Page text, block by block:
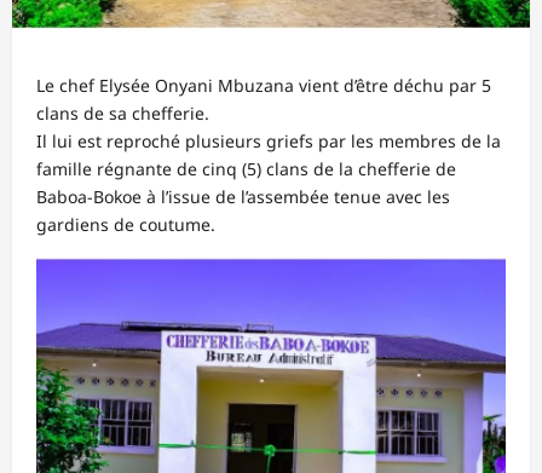
Le chef Elysée Onyani Mbuzana vient d’être déchu par 5
clans de sa chefferie.
Il lui est reproché plusieurs griefs par les membres de la
famille régnante de cinq (5) clans de la chefferie de
Baboa-Bokoe à l’issue de l’assembée tenue avec les
gardiens de coutume.